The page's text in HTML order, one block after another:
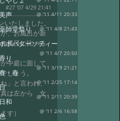
#27 '07 4/29 21:41
たしました。
、お風呂が新
風呂に比べる
中庭に面して
しょう。
」と言われ、
真は左から 女
す）
声 @ '11 4/11 20:33
師堂祭り @ '11 4/8 21:43
ポバターソティー
@ '11 4/7 20:50
り
@ '11 3/19 21:21
・春
@ '11 2/25 17:14
@ '11 2/11 20:39
和
@ '11 2/6 16:58